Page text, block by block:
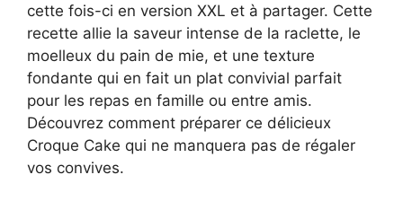
cette fois-ci en version XXL et à partager. Cette
recette allie la saveur intense de la raclette, le
moelleux du pain de mie, et une texture
fondante qui en fait un plat convivial parfait
pour les repas en famille ou entre amis.
Découvrez comment préparer ce délicieux
Croque Cake qui ne manquera pas de régaler
vos convives.